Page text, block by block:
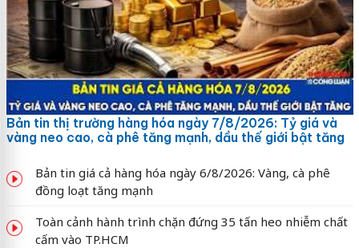
Bản tin thị trường hàng hóa ngày 7/8/2026: Tỷ giá và
vàng neo cao, cà phê tăng mạnh, dầu thế giới bật tăng
Bản tin giá cả hàng hóa ngày 6/8/2026: Vàng, cà phê
đồng loạt tăng mạnh
Toàn cảnh hành trình chặn đứng 35 tấn heo nhiễm chất
cấm vào TP.HCM